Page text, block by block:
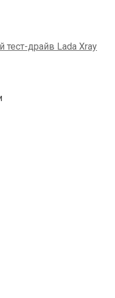
тест-драйв Lada Xray